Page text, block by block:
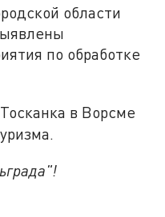
области
по обработке
в Ворсме